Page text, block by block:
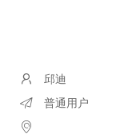
邱迪
普通用户